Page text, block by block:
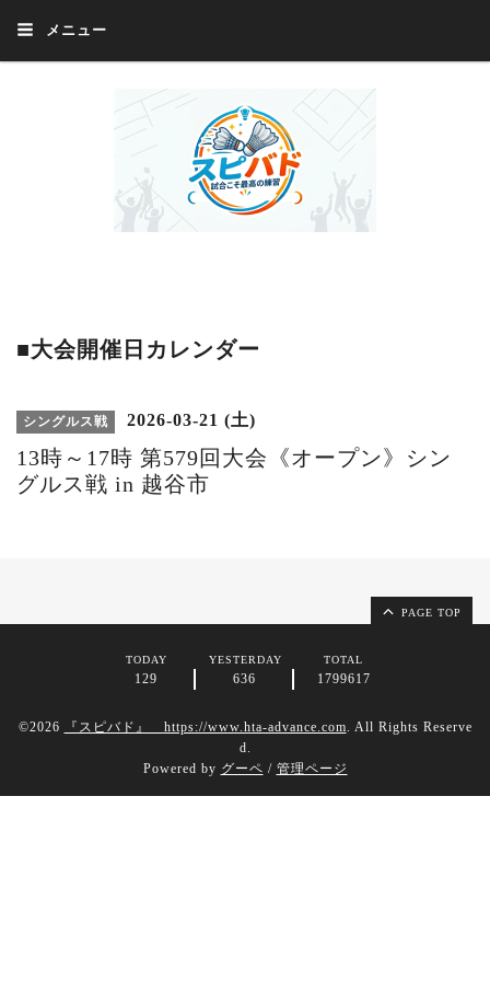
メニュー
■大会開催日カレンダー
シングルス戦 2026-03-21 (土)
13時～17時 第579回大会《オープン》シン
グルス戦 in 越谷市
PAGE TOP
TODAY
129
YESTERDAY
636
TOTAL
1799617
©2026 『スピバド』 https://www.hta-advance.com. All Rights Reserve
d.
Powered by グーペ / 管理ページ